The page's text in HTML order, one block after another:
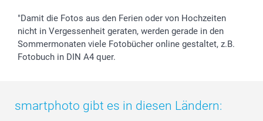
"Damit die Fotos aus den Ferien oder von Hochzeiten
nicht in Vergessenheit geraten, werden gerade in den
Sommermonaten viele Fotobücher online gestaltet, z.B.
Fotobuch in DIN A4 quer.
smartphoto gibt es in diesen Ländern: